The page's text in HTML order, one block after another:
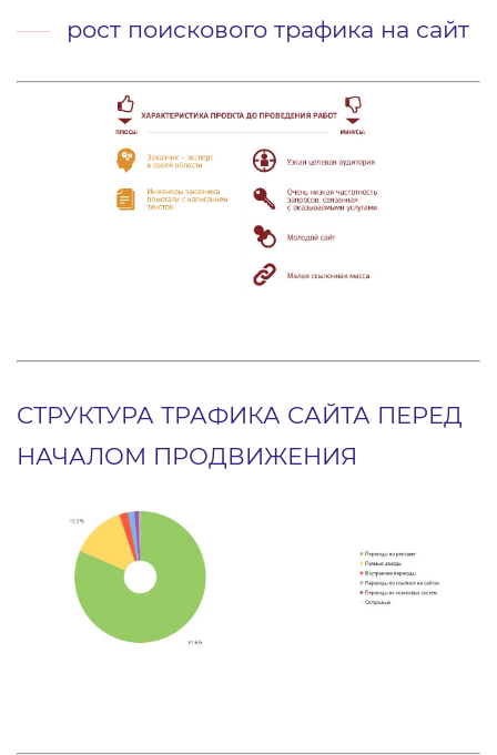
рост поискового трафика на сайт
СТРУКТУРА ТРАФИКА САЙТА ПЕРЕД
НАЧАЛОМ ПРОДВИЖЕНИЯ